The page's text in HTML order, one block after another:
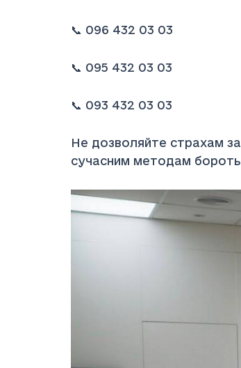
📞 096 432 03 03
📞 095 432 03 03
📞 093 432 03 03
Не дозволяйте страхам
сучасним методам